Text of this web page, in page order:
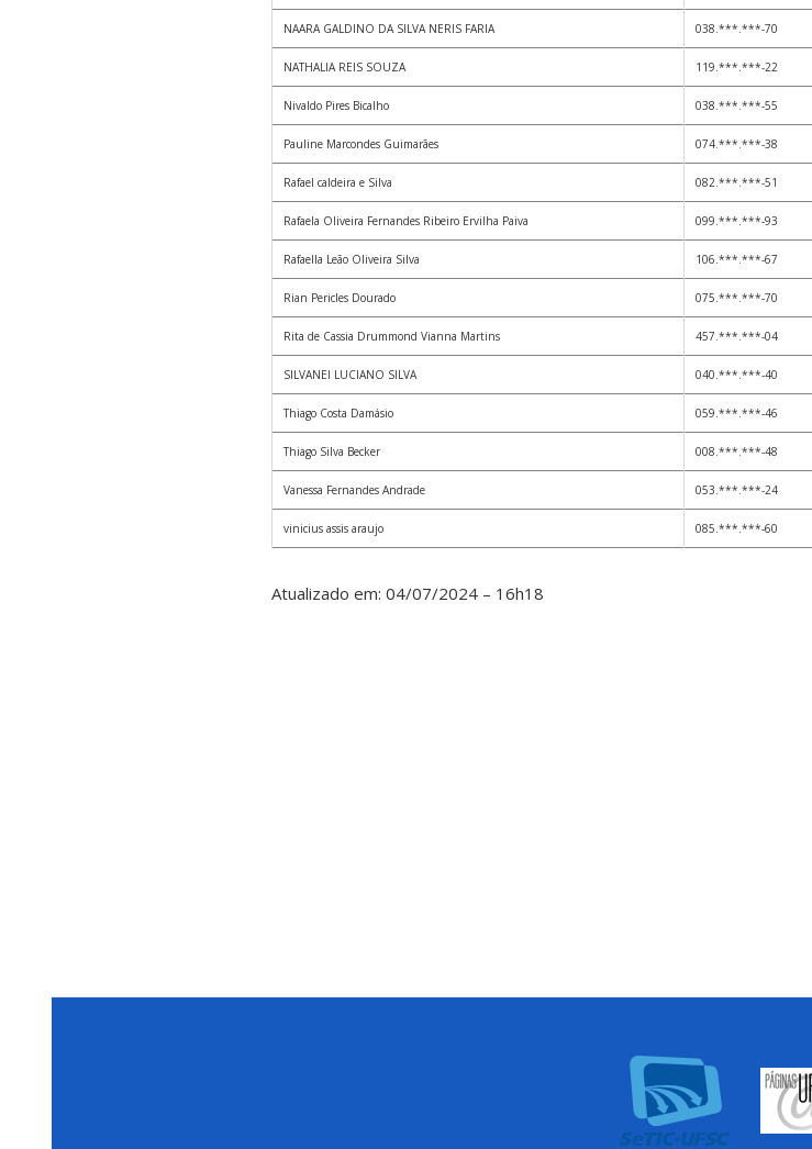
NAARA GALDINO DA SILVA NERIS FARIA 038.***.***-70
NATHALIA REIS SOUZA 119.***.***-22
Nivaldo Pires Bicalho 038.***.***-55
Pauline Marcondes Guimarães 074.***.***-38
Rafael caldeira e Silva 082.***.***-51
Rafaela Oliveira Fernandes Ribeiro Ervilha Paiva 099.***.***-93
Rafaella Leão Oliveira Silva 106.***.***-67
Rian Pericles Dourado 075.***.***-70
Rita de Cassia Drummond Vianna Martins 457.***.***-04
SILVANEI LUCIANO SILVA 040.***.***-40
Thiago Costa Damásio 059.***.***-46
Thiago Silva Becker 008.***.***-48
Vanessa Fernandes Andrade 053.***.***-24
vinicius assis araujo 085.***.***-60
Atualizado em: 04/07/2024 – 16h18